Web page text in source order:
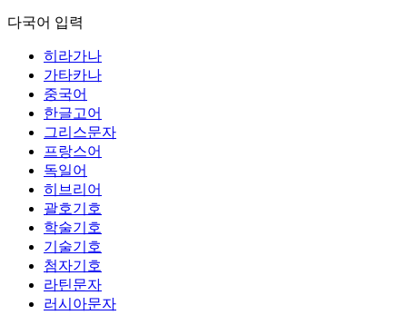
다국어 입력
히라가나
가타카나
중국어
한글고어
그리스문자
프랑스어
독일어
히브리어
괄호기호
학술기호
기술기호
첨자기호
라틴문자
러시아문자